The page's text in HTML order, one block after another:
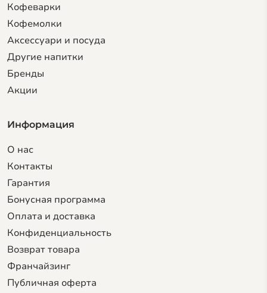
Кофеварки
Кофемолки
Аксессуари и посуда
Другие напитки
Бренды
Акции
Информация
О нас
Контакты
Гарантия
Бонусная программа
Оплата и доставка
Конфиденциальность
Возврат товара
Франчайзинг
Публичная оферта